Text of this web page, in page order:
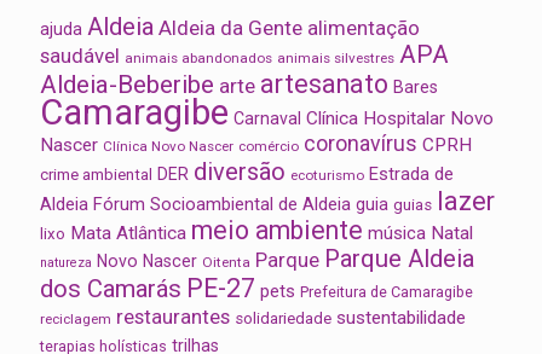
ajuda Aldeia Aldeia da Gente alimentação
saudável animais abandonados animais silvestres APA
Aldeia-Beberibe arte artesanato Bares
Camaragibe Carnaval Clínica Hospitalar Novo
Nascer Clínica Novo Nascer comércio coronavírus CPRH
crime ambiental DER diversão ecoturismo Estrada de
Aldeia Fórum Socioambiental de Aldeia guia guias lazer
lixo Mata Atlântica meio ambiente música Natal
natureza Novo Nascer Oitenta Parque Parque Aldeia
dos Camarás PE-27 pets Prefeitura de Camaragibe
reciclagem restaurantes solidariedade sustentabilidade
terapias holísticas trilhas